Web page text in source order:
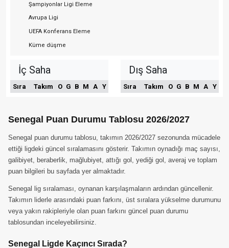
Şampiyonlar Ligi Eleme
Avrupa Ligi
UEFA Konferans Eleme
Küme düşme
İç Saha
Sıra Takım O G B M A Y
Dış Saha
Sıra Takım O G B M A Y
Senegal Puan Durumu Tablosu 2026/2027
Senegal puan durumu tablosu, takımın 2026/2027 sezonunda mücadele
ettiği ligdeki güncel sıralamasını gösterir. Takımın oynadığı maç sayısı,
galibiyet, beraberlik, mağlubiyet, attığı gol, yediği gol, averaj ve toplam
puan bilgileri bu sayfada yer almaktadır.
Senegal lig sıralaması, oynanan karşılaşmaların ardından güncellenir.
Takımın liderle arasındaki puan farkını, üst sıralara yükselme durumunu
veya yakın rakipleriyle olan puan farkını güncel puan durumu
tablosundan inceleyebilirsiniz.
Senegal Ligde Kaçıncı Sırada?